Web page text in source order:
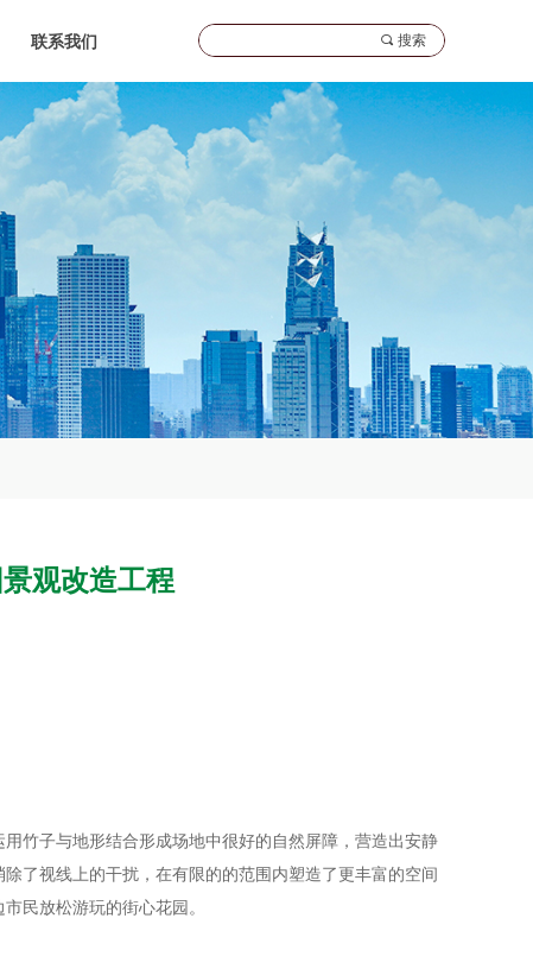
联系我们 끠 搜索
观改造工程
竹子与地形结合形成场地中很好的自然屏障，营造出安静
了视线上的干扰，在有限的的范围内塑造了更丰富的空间
民放松游玩的街心花园。